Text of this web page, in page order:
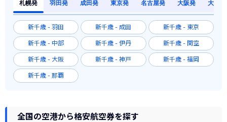
札幌発 羽田発 成田発 東京発 名古屋発 大阪発 大阪発
新千歳 - 羽田 新千歳 - 成田 新千歳 - 東京
新千歳 - 中部 新千歳 - 伊丹 新千歳 - 関空
新千歳 - 大阪 新千歳 - 神戸 新千歳 - 福岡
新千歳 - 那覇
全国の空港から格安航空券を探す